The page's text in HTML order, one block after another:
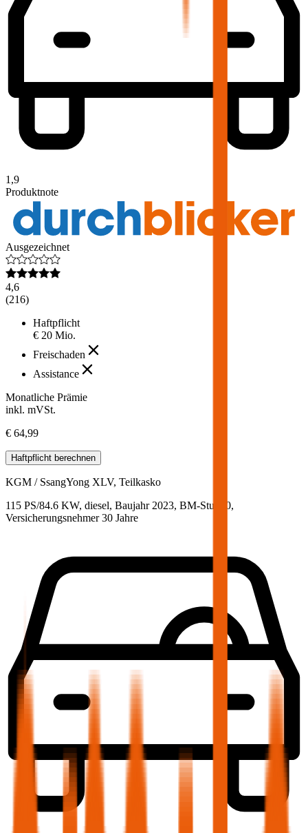
1,9
Produktnote
Ausgezeichnet
4,6
(216)
Haftpflicht
€ 20 Mio.
Freischaden
Assistance
Monatliche Prämie
inkl. mVSt.
€ 64,99
Haftpflicht berechnen
KGM / SsangYong XLV, Teilkasko
115 PS/84.6 KW, diesel, Baujahr 2023, BM-Stufe 0,
Versicherungsnehmer 30 Jahre